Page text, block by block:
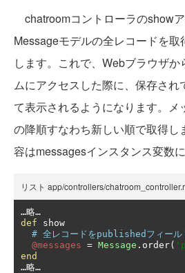
chatroomコントローラのshowア
Messageモデルの全レコードを
します。これで、Webブラウザ
ムにアクセスした際に、保存され
て表示されるようになります。メ
の降順すなわち新しい順で取得し
容はmessagesインスタンス変数に
リスト app/controllers/
…略…
def show
# 全レコードをpublishedフィール
@messages = Message . order(
end
…略…